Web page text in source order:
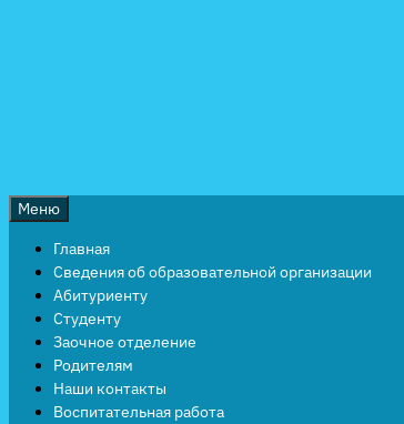
Меню
Главная
Сведения об образовательной организации
Абитуриенту
Студенту
Заочное отделение
Родителям
Наши контакты
Воспитательная работа